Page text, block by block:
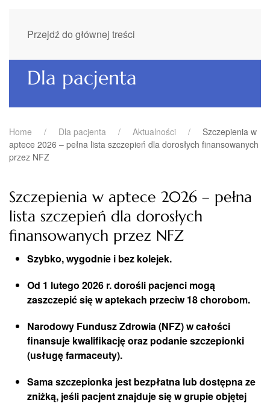
Przejdź do głównej treści
Dla pacjenta
Home Dla pacjenta Aktualności
Szczepienia w
aptece 2026 – pełna lista szczepień dla dorosłych finansowanych
przez NFZ
Szczepienia w aptece 2026 – pełna
lista szczepień dla dorosłych
finansowanych przez NFZ
Szybko, wygodnie i bez kolejek.
Od 1 lutego 2026 r. dorośli pacjenci mogą
zaszczepić się w aptekach przeciw 18 chorobom.
Narodowy Fundusz Zdrowia (NFZ) w całości
finansuje kwalifikację oraz podanie szczepionki
(usługę farmaceuty).
Sama szczepionka jest bezpłatna lub dostępna ze
zniżką, jeśli pacjent znajduje się w grupie objętej